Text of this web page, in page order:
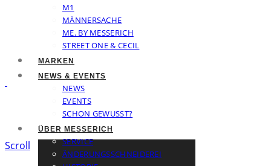
M1
MÄNNERSACHE
ME. BY MESSERICH
STREET ONE & CECIL
MARKEN
NEWS & EVENTS
NEWS
EVENTS
SCHON GEWUSST?
ÜBER MESSERICH
SERVICE
ÄNDERUNGSSCHNEIDEREI
Scroll